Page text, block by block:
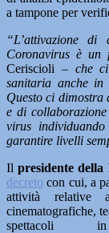
a tampone per
“L’attivazione
Coronavirus è un
Ceriscioli –che ci
sanitaria anche
Questo ci dimostra
e di
virus
garantire livelli
Ilpresidente
decreto con cui, a
attività relative
cinematografiche,
spettacoli